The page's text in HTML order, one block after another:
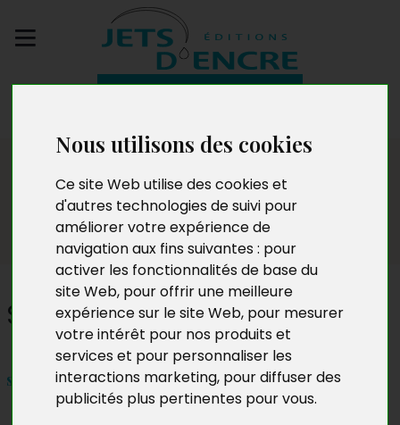
Nous utilisons des cookies
Ce site Web utilise des cookies et
d'autres technologies de suivi pour
améliorer votre expérience de
navigation aux fins suivantes : pour
activer les fonctionnalités de base du
site Web, pour offrir une meilleure
expérience sur le site Web, pour mesurer
votre intérêt pour nos produits et
services et pour personnaliser les
interactions marketing, pour diffuser des
publicités plus pertinentes pour vous.
Salon
Samuel Redelsperger
samedi 23 et dimanche 24 septembre 2023